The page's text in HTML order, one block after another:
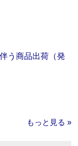
う商品出荷（発
もっと見る »